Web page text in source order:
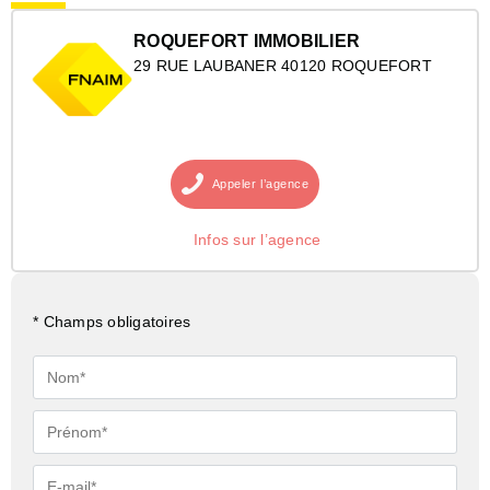
ROQUEFORT IMMOBILIER
29 RUE LAUBANER 40120 ROQUEFORT
Appeler l’agence
Infos sur l’agence
* Champs obligatoires
Nom*
Prénom*
E-